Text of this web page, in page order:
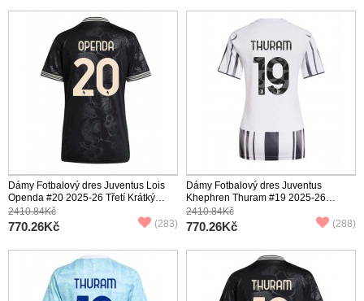
Dámy Fotbalový dres Juventus Lois
Openda #20 2025-26 Třetí Krátký
Rukáv
2410.84Kč
770.26Kč (283)
Dámy Fotbalový dres Juventus
Khephren Thuram #19 2025-26
Domácí Krátký Rukáv
2410.84Kč
770.26Kč (288)